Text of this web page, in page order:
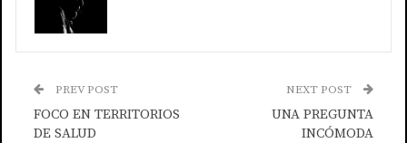
PREV POST
FOCO EN TERRITORIOS
DE SALUD
NEXT POST
UNA PREGUNTA
INCÓMODA